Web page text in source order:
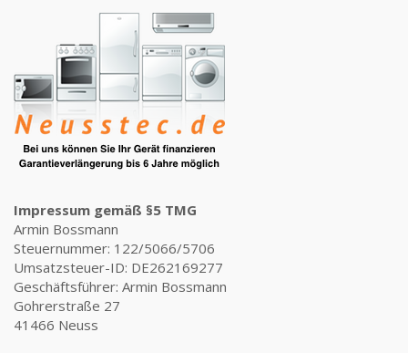
Impressum gemäß §5 TMG
Armin Bossmann
Steuernummer: 122/5066/5706
Umsatzsteuer-ID: DE262169277
Geschäftsführer: Armin Bossmann
Gohrerstraße 27
41466 Neuss